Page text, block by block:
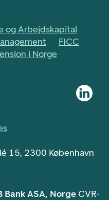
og Arbejdskapital
FICC
i Norge
15, 2300 København
Bank ASA, Norge CVR-